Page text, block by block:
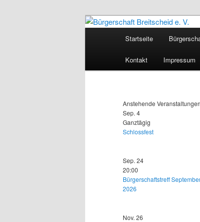
Startseite
Kontakt Impressum
Anstehende Veranstaltungen
Sep. 4
Ganztägig
Schlossfest
Sep. 24
20:00
Bürgerschaftstreff
2026
Nov. 26